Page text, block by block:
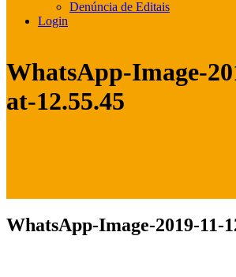
Denúncia de Editais
Login
WhatsApp-Image-
at-12.55.45
WhatsApp-Image-2019-11-